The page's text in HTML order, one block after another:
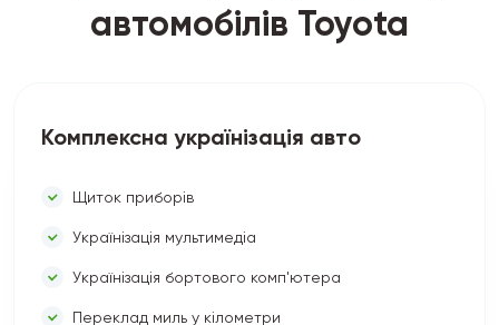
автомобілів Toyota
Комплексна українізація авто
Щиток приборів
Українізація мультимедіа
Українізація бортового комп'ютера
Переклад миль у кілометри